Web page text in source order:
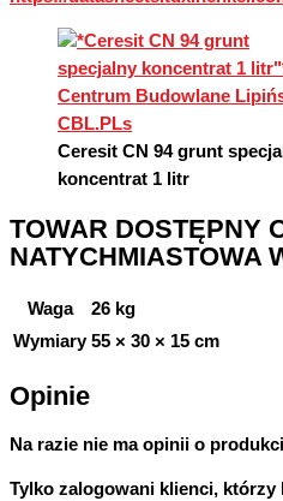
Ceresit CN 94 grunt
koncentrat 1 litr
TOWAR DOSTĘPNY
NATYCHMIASTOWA
Waga
26 kg
Wymiary 55 × 30 × 15 cm
Opinie
Na razie nie ma opinii o
Tylko zalogowani klienci,